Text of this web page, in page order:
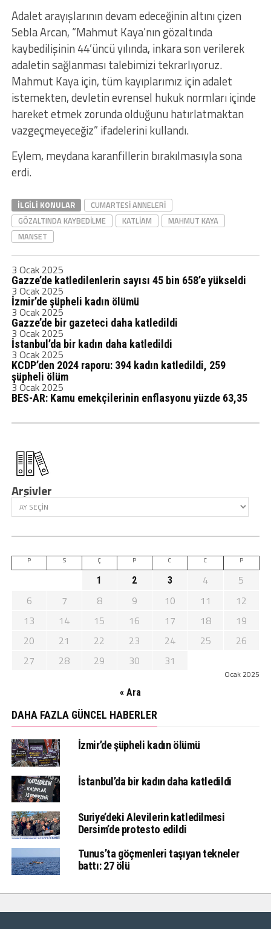
Adalet arayışlarının devam edeceğinin altını çizen
Sebla Arcan, “Mahmut Kaya’nın gözaltında
kaybedilişinin 44’üncü yılında, inkara son verilerek
adaletin sağlanması talebimizi tekrarlıyoruz.
Mahmut Kaya için, tüm kayıplarımız için adalet
istemekten, devletin evrensel hukuk normları içinde
hareket etmek zorunda olduğunu hatırlatmaktan
vazgeçmeyeceğiz” ifadelerini kullandı.
Eylem, meydana karanfillerin bırakılmasıyla sona
erdi.
İLGILI KONULAR
CUMARTESI ANNELERI
GÖZALTINDA KAYBEDILME
KATLIAM
MAHMUT KAYA
MANSET
3 Ocak 2025
Gazze’de katledilenlerin sayısı 45 bin 658’e yükseldi
3 Ocak 2025
İzmir’de şüpheli kadın ölümü
3 Ocak 2025
Gazze’de bir gazeteci daha katledildi
3 Ocak 2025
İstanbul’da bir kadın daha katledildi
3 Ocak 2025
KCDP’den 2024 raporu: 394 kadın katledildi, 259
şüpheli ölüm
3 Ocak 2025
BES-AR: Kamu emekçilerinin enflasyonu yüzde 63,35
Arşivler
Ocak 2025
P S Ç P C C P
1 2 3 4
5
6
7 8 9 10 11
12
13
14 15 16 17 18
19
20
21 22 23 24 25
26
27
28 29 30 31
« Ara
DAHA FAZLA GÜNCEL HABERLER
İzmir’de şüpheli kadın ölümü
İstanbul’da bir kadın daha katledildi
Suriye’deki Alevilerin katledilmesi
Dersim’de protesto edildi
Tunus’ta göçmenleri taşıyan tekneler
battı: 27 ölü